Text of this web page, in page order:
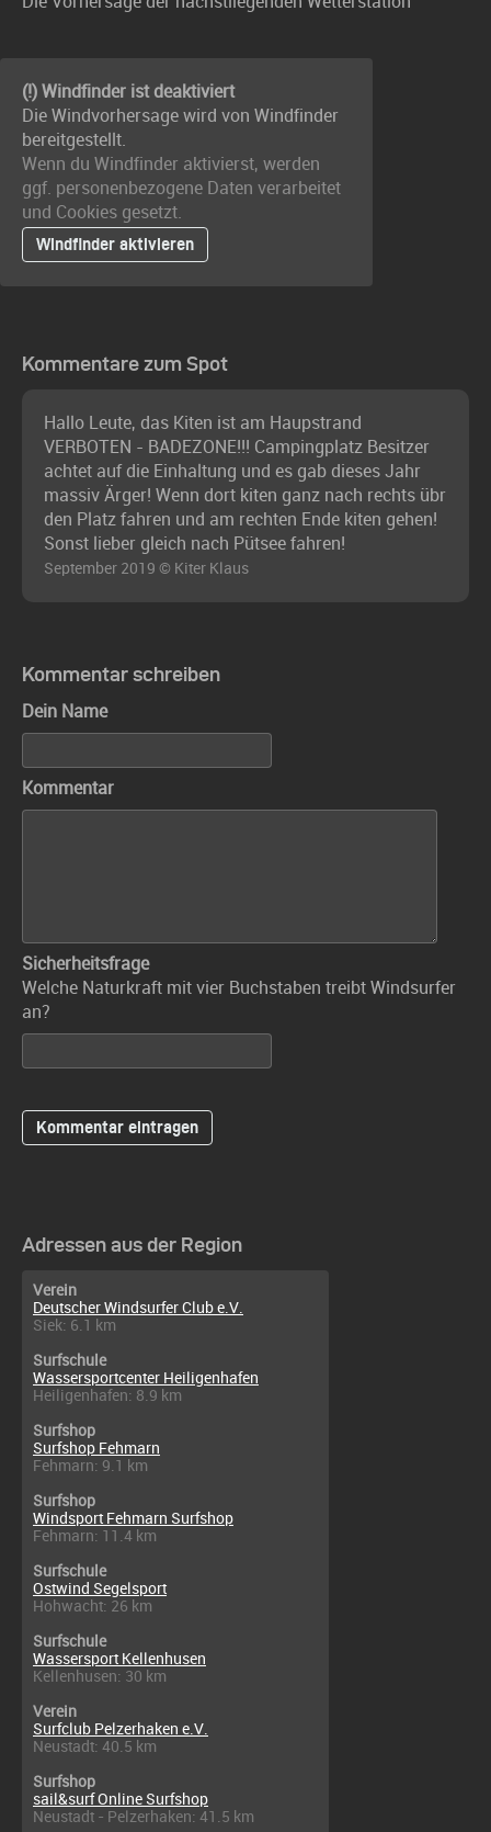
(!) Windfinder ist deaktiviert
Die Windvorhersage wird von Windfinder
bereitgestellt.
Wenn du Windfinder aktivierst, werden
ggf. personenbezogene Daten verarbeitet
und Cookies gesetzt.
Windfinder aktivieren
Kommentare zum Spot
Hallo Leute, das Kiten ist am Haupstrand
VERBOTEN - BADEZONE!!! Campingplatz Besitzer
achtet auf die Einhaltung und es gab dieses Jahr
massiv Ärger! Wenn dort kiten ganz nach rechts übr
den Platz fahren und am rechten Ende kiten gehen!
Sonst lieber gleich nach Pütsee fahren!
September 2019 © Kiter Klaus
Kommentar schreiben
Dein Name
Kommentar
Sicherheitsfrage
Welche Naturkraft mit vier Buchstaben treibt Windsurfer
an?
Adressen aus der Region
Verein
Deutscher Windsurfer Club e.V.
Siek: 6.1 km
Surfschule
Wassersportcenter Heiligenhafen
Heiligenhafen: 8.9 km
Surfshop
Surfshop Fehmarn
Fehmarn: 9.1 km
Surfshop
Windsport Fehmarn Surfshop
Fehmarn: 11.4 km
Surfschule
Ostwind Segelsport
Hohwacht: 26 km
Surfschule
Wassersport Kellenhusen
Kellenhusen: 30 km
Verein
Surfclub Pelzerhaken e.V.
Neustadt: 40.5 km
Surfshop
sail&surf Online Surfshop
Neustadt - Pelzerhaken: 41.5 km